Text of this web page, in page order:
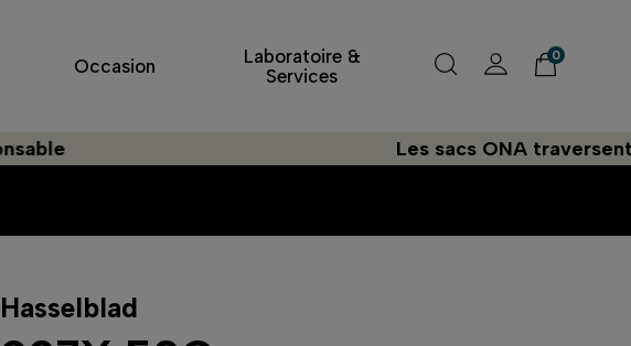
Occasion
Laboratoire &
Services
0
Les sacs ONA traversent
Hasselblad